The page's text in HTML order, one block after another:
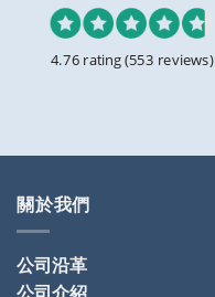
4.76 rating(553 reviews)
關於我們
公司沿革
公司介紹